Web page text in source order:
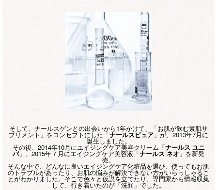
そして、ナールスゲンとの出会いから1年かけて、「お肌が飲む素肌サ
プリメント」をコンセプトにした「ナールスピュア 」が、2013年7月に
誕生しました。
その後、2014年10月にエイジングケア美容クリーム「ナールス ユニ
バ」、2015年７月にエイジングケア美容液「ナールス ネオ」を新発
売。
そんな中で、どんなに良いエイジングケア化粧品を選び、使ってもお肌
のトラブルがあったり、お肌の悩みが解決できない方がいらっしゃるこ
とがわかりました。そこで色々と仮説を立てたり、専門家から情報収集
して、行き着いたのが「洗顔」でした。